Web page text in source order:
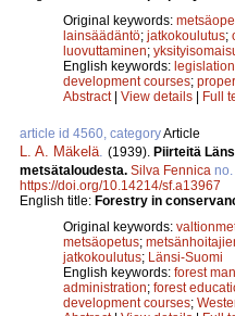
Original keywords:
lainsäädäntö; jatkokoulutus;
luovuttaminen;
English keywords: legislation
development courses;
Abstract| View details | Full
article id 4560, categoryArticle
L. A. Mäkelä (1939). Piirteitä
metsätaloudesta. Silva Fennica no.
https://doi.org/10.14214/sf.a13967
English title: Forestry in
Original keywords:
metsäopetus;
jatkokoulutus; Länsi-Suomi
English keywords: forest
administration; forest
development courses;